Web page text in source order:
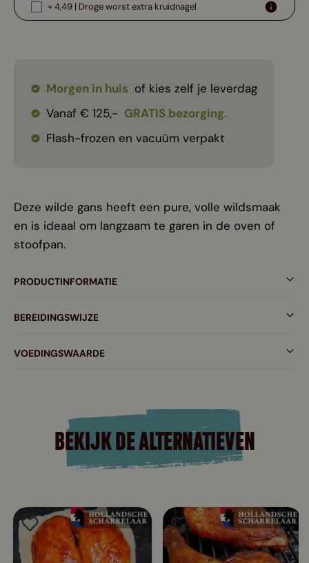
+ 4,49 | Droge worst extra kruidnagel
Morgen in huis of kies zelf je leverdag
Vanaf € 125,- GRATIS bezorging.
Flash-frozen en vacuüm verpakt
Deze wilde gans heeft een pure, volle wildsmaak
en is ideaal om langzaam te garen in de oven of
stoofpan.
PRODUCTINFORMATIE
BEREIDINGSWIJZE
VOEDINGSWAARDE
BEKIJK DE ALTERNATIEVEN